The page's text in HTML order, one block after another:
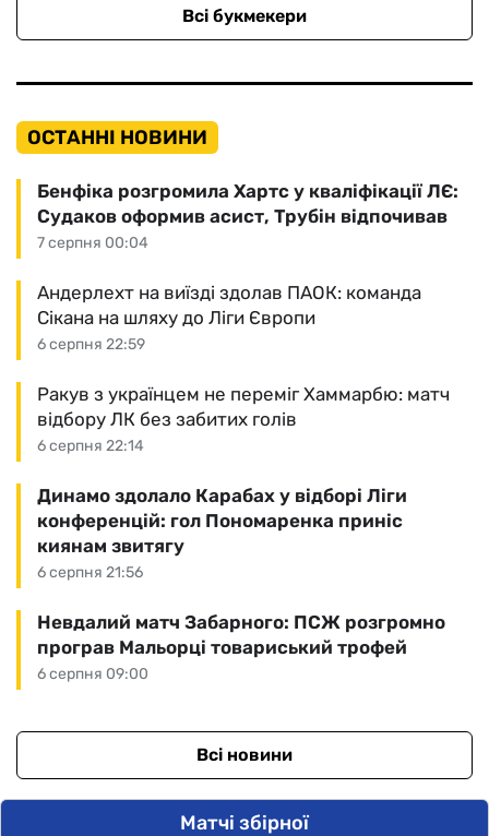
Всі букмекери
ОСТАННІ НОВИНИ
7 серпня 00:04
Бенфіка розгромила Хартс у кваліфікації ЛЄ:
Судаков оформив асист, Трубін відпочивав
6 серпня 22:59
Андерлехт на виїзді здолав ПАОК: команда
Сікана на шляху до Ліги Європи
6 серпня 22:14
Ракув з українцем не переміг Хаммарбю: матч
відбору ЛК без забитих голів
6 серпня 21:56
Динамо здолало Карабах у відборі Ліги
конференцій: гол Пономаренка приніс
киянам звитягу
6 серпня 09:00
Невдалий матч Забарного: ПСЖ розгромно
програв Мальорці товариський трофей
Всі новини
Матчі збірної